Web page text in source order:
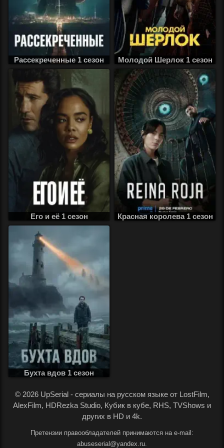
Рассекреченные 1 сезон Молодой Шерлок 1 сезон
Его и её 1 сезон Красная королева 1 сезон
Бухта вдов 1 сезон
© 2026 UpSerial - сериалы на русском языке от LostFilm,
AlexFilm, HDRezka Studio, Кубик в кубе, RHS, TVShows и
других в HD и 4k.
Претензии правообладателей принимаются на e-mail:
abuseserial@yandex.ru.